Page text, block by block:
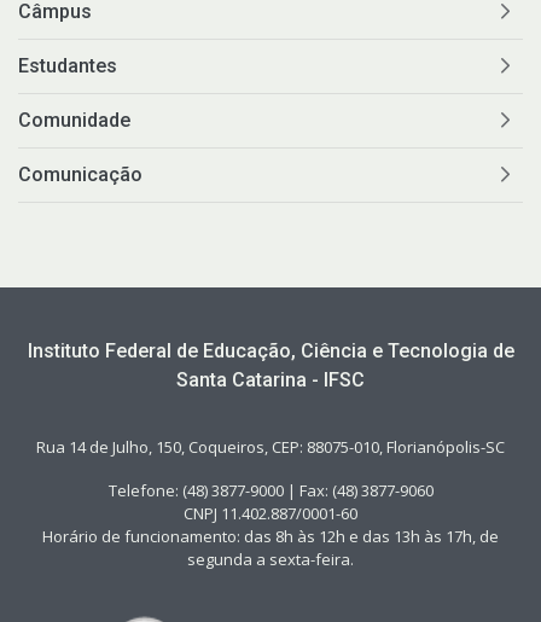
Câmpus
Estudantes
Comunidade
Comunicação
Instituto Federal de Educação, Ciência e Tecnologia de
Santa Catarina - IFSC
Rua 14 de Julho, 150, Coqueiros, CEP: 88075-010, Florianópolis-SC
Telefone: (48) 3877-9000 | Fax: (48) 3877-9060
CNPJ 11.402.887/0001-60
Horário de funcionamento: das 8h às 12h e das 13h às 17h, de
segunda a sexta-feira.